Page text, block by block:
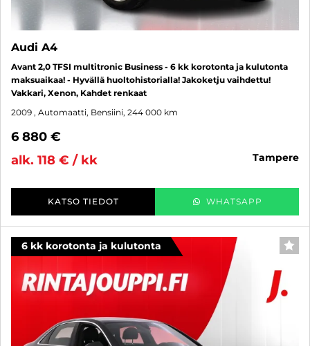
Audi A4
Avant 2,0 TFSI multitronic Business - 6 kk korotonta ja kulutonta
maksuaikaa! - Hyvällä huoltohistorialla! Jakoketju vaihdettu!
Vakkari, Xenon, Kahdet renkaat
2009 , Automaatti, Bensiini, 244 000 km
6 880 €
alk. 118 € / kk
tampere
KATSO TIEDOT WHATSAPP
6 kk korotonta ja kulutonta